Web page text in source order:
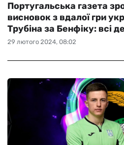
29 лютого 2024, 08:02
Португальська газета
висновок з вдалої гри
Трубіна за Бенфіку: всі